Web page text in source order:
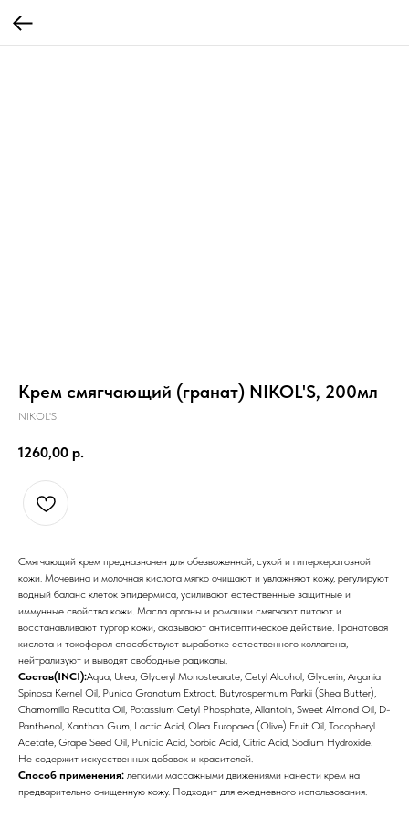
Крем смягчающий (гранат) NIKOL'S, 200мл
NIKOL'S
1260,00 р.
Смягчающий крем предназначен для обезвоженной, сухой и гиперкератозной
кожи. Мочевина и молочная кислота мягко очищают и увлажняют кожу, регулируют
водный баланс клеток эпидермиса, усиливают естественные защитные и
иммунные свойства кожи. Масла арганы и ромашки смягчают питают и
восстанавливают тургор кожи, оказывают антисептическое действие. Гранатовая
кислота и токоферол способствуют выработке естественного коллагена,
нейтрализуют и выводят свободные радикалы.
Состав(INCI):Aqua, Urea, Glyceryl Monostearate, Cetyl Alcohol, Glycerin, Argania
Spinosa Kernel Oil, Punica Granatum Extract, Butyrospermum Parkii (Shea Butter),
Chamomilla Recutita Oil, Potassium Cetyl Phosphate, Allantoin, Sweet Almond Oil, D-
Panthenol, Xanthan Gum, Lactic Acid, Olea Europaea (Olive) Fruit Oil, Tocopheryl
Acetate, Grape Seed Oil, Punicic Acid, Sorbic Acid, Citric Acid, Sodium Hydroxide.
Не содержит искусственных добавок и красителей.
Способ применения: легкими массажными движениями нанести крем на
предварительно очищенную кожу. Подходит для ежедневного использования.